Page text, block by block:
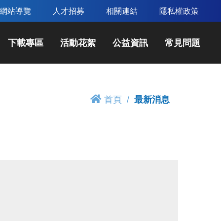
網站導覽 人才招募 相關連結 隱私權政策
下載專區 活動花絮 公益資訊 常見問題
首頁 最新消息